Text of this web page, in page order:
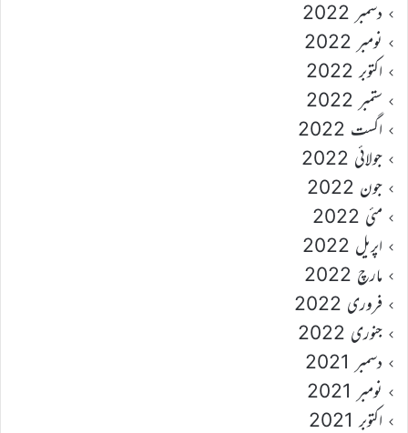
دسمبر 2022
نومبر 2022
اکتوبر 2022
ستمبر 2022
اگست 2022
جولائی 2022
جون 2022
مئی 2022
اپریل 2022
مارچ 2022
فروری 2022
جنوری 2022
دسمبر 2021
نومبر 2021
اکتوبر 2021